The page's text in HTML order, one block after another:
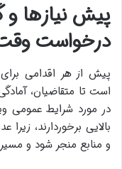
پیش نیازها و
درخواست
پیش از هر اقدامی
است تا متقاضیان،
در مورد شرایط عمومی
بالایی برخوردارند،
و منابع منجر شود و